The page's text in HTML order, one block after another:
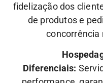
fidelização dos
de produtos e
concorrência
Diferenciais: